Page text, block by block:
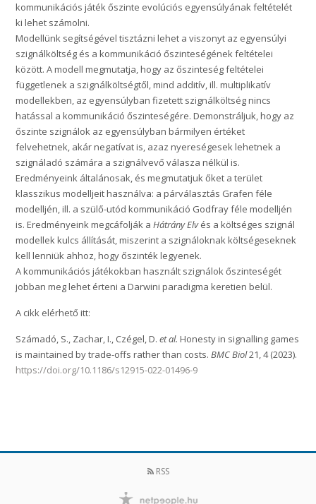
kommunikációs játék őszinte evolúciós egyensúlyának feltételét
ki lehet számolni.
Modellünk segítségével tisztázni lehet a viszonyt az egyensúlyi
szignálköltség és a kommunikáció őszinteségének feltételei
között. A modell megmutatja, hogy az őszinteség feltételei
függetlenek a szignálköltségtől, mind additív, ill. multiplikatív
modellekben, az egyensúlyban fizetett szignálköltség nincs
hatással a kommunikáció őszinteségére. Demonstráljuk, hogy az
őszinte szignálok az egyensúlyban bármilyen értéket
felvehetnek, akár negatívat is, azaz nyereségesek lehetnek a
szignáladó számára a szignálvevő válasza nélkül is.
Eredményeink általánosak, és megmutatjuk őket a terület
klasszikus modelljeit használva: a párválasztás Grafen féle
modelljén, ill. a szülő-utód kommunikáció Godfray féle modelljén
is. Eredményeink megcáfolják aHátrány Elvés a költséges szignál
modellek kulcs állítását, miszerint a szignáloknak költségeseknek
kell lenniük ahhoz, hogy őszinték legyenek.
A kommunikációs játékokban használt szignálok őszinteségét
jobban meg lehet érteni a Darwini paradigma keretien belül.
A cikk elérhető itt:
Számadó, S., Zachar, I., Czégel, D.et al. Honesty in signalling games
is maintained by trade-offs rather than costs.BMC Biol21, 4 (2023).
https://doi.org/10.1186/s12915-022-01496-9
RSS